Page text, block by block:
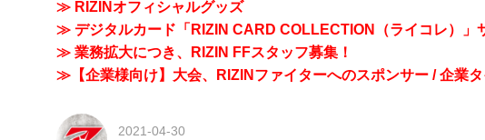
≫ RIZINオフィシャルグッズ
≫ デジタルカード「RIZIN CARD COLLECTION（ライコレ）」
≫ 業務拡大につき、RIZIN FFスタッフ募集！
≫【企業様向け】大会、RIZINファイターへのスポンサー / 企業タ
2021-04-30